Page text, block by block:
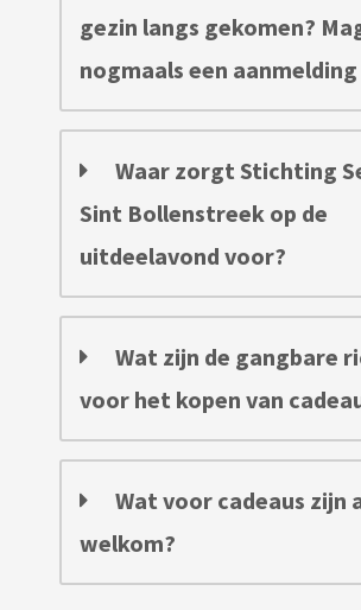
gezin langs gekomen?
nogmaals een
Waar zorgt Stichting
Sint Bollenstreek op de
uitdeelavond voor?
Wat zijn de gangbare
voor het kopen van
Wat voor cadeaus zijn
welkom?